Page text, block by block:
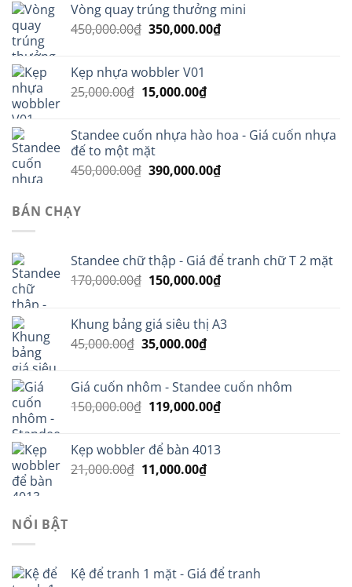
9,000.00₫.là:
5,500.00₫.
Vòng quay trúng thưởng mini
450,000.00₫ Giá
450,000.00₫.
350,000.00₫Giá
Kẹp nhựa wobbler V01
25,000.00₫ Giá
là:
25,000.00₫.
15,000.00₫Giá
là:
Standee cuốn nhựa hào hoa - Giá cuốn nhựa
đế to một mặt
450,000.00₫ Giá
390,000.00₫Giá
BÁN CHẠY
Standee chữ thập - Giá để tranh chữ T 2 mặt
170,000.00₫ Giá
170,000.00₫.
150,000.00₫Giá
là:
Khung bảng giá siêu thị A3
45,000.00₫ Giá
45,000.00₫.
35,000.00₫Giá
là:
35,000.00₫.
Giá cuốn nhôm - Standee cuốn nhôm
150,000.00₫ Giá
150,000.00₫.
119,000.00₫Giá
là:
Kẹp wobbler để bàn 4013
21,000.00₫ Giá
11,000.00₫Giá
NỔI BẬT
Kệ để tranh 1 mặt - Giá để tranh